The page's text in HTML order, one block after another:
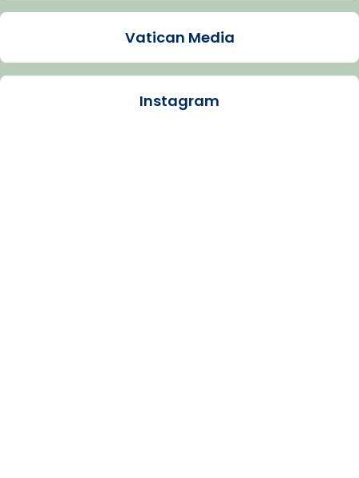
Imatge: Generada amb IA (OpenAI)
Arquebisbat de Barcelona
Vatican Media
Instagram